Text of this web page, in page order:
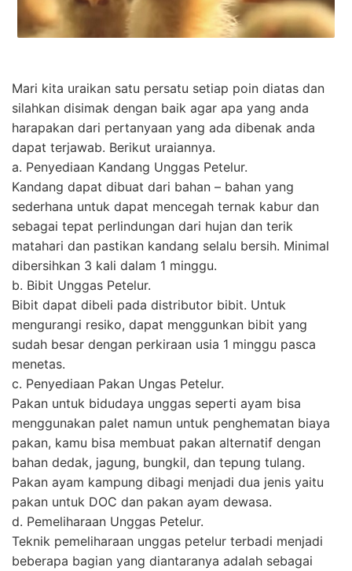
Mari kita uraikan satu persatu setiap poin diatas dan
silahkan disimak dengan baik agar apa yang anda
harapakan dari pertanyaan yang ada dibenak anda
dapat terjawab. Berikut uraiannya.
a. Penyediaan Kandang Unggas Petelur.
Kandang dapat dibuat dari bahan – bahan yang
sederhana untuk dapat mencegah ternak kabur dan
sebagai tepat perlindungan dari hujan dan terik
matahari dan pastikan kandang selalu bersih. Minimal
dibersihkan 3 kali dalam 1 minggu.
b. Bibit Unggas Petelur.
Bibit dapat dibeli pada distributor bibit. Untuk
mengurangi resiko, dapat menggunkan bibit yang
sudah besar dengan perkiraan usia 1 minggu pasca
menetas.
c. Penyediaan Pakan Ungas Petelur.
Pakan untuk bidudaya unggas seperti ayam bisa
menggunakan palet namun untuk penghematan biaya
pakan, kamu bisa membuat pakan alternatif dengan
bahan dedak, jagung, bungkil, dan tepung tulang.
Pakan ayam kampung dibagi menjadi dua jenis yaitu
pakan untuk DOC dan pakan ayam dewasa.
d. Pemeliharaan Unggas Petelur.
Teknik pemeliharaan unggas petelur terbadi menjadi
beberapa bagian yang diantaranya adalah sebagai